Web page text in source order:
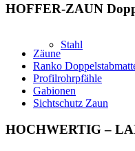
Stahl
HOFFER-ZAUN
Zäune
Ranko
Profilrohrpfähle
Gabionen
Sichtschutz Zaun
HOCHWERTIG –